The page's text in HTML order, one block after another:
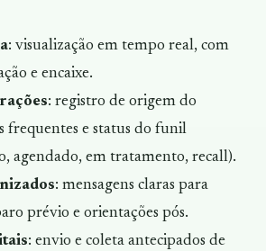
: visualização em tempo real, com
e encaixe.
: registro de origem do
frequentes e status do funil
agendado, em tratamento, recall).
: mensagens claras para
prévio e orientações pós.
: envio e coleta antecipados de